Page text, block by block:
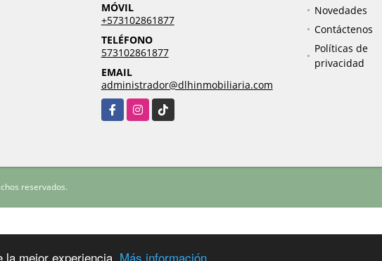
mejor experiencia. Más información
MÓVIL
+573102861877
TELÉFONO
573102861877
EMAIL
administrador@dlhinmobiliaria.com
FacebookInstagram
TikTok
Novedades
Contáctenos
Políticas de
privacidad
reservados.